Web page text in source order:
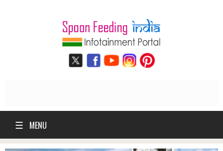
☰ MENU